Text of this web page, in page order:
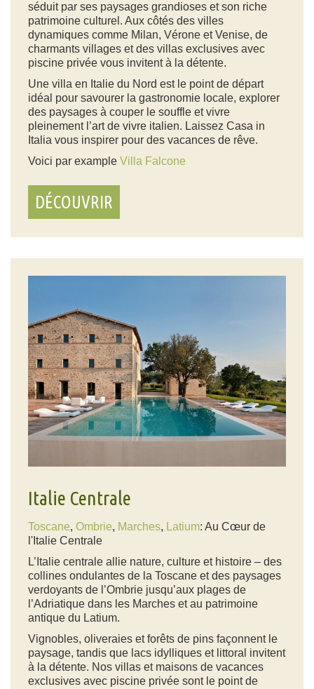
séduit par ses paysages grandioses et son riche
patrimoine culturel. Aux côtés des villes
dynamiques comme Milan, Vérone et Venise, de
charmants villages et des villas exclusives avec
piscine privée vous invitent à la détente.
Une villa en Italie du Nord est le point de départ
idéal pour savourer la gastronomie locale, explorer
des paysages à couper le souffle et vivre
pleinement l’art de vivre italien. Laissez Casa in
Italia vous inspirer pour des vacances de rêve.
Voici par example Villa Falcone
DÉCOUVRIR
Italie Centrale
Toscane, Ombrie, Marches, Latium: Au Cœur de
l'Italie Centrale
L’Italie centrale allie nature, culture et histoire – des
collines ondulantes de la Toscane et des paysages
verdoyants de l’Ombrie jusqu’aux plages de
l’Adriatique dans les Marches et au patrimoine
antique du Latium.
Vignobles, oliveraies et forêts de pins façonnent le
paysage, tandis que lacs idylliques et littoral invitent
à la détente. Nos villas et maisons de vacances
exclusives avec piscine privée sont le point de